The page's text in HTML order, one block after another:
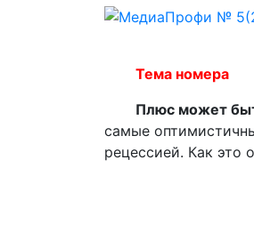
Тема номера
Плюс может
самые
рецессией. Как это